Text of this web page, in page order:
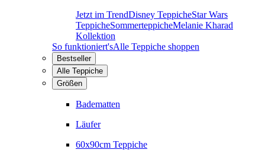
Jetzt im TrendDisney TeppicheStar Wars
TeppicheSommerteppicheMelanie Kharad
Kollektion
So funktioniert'sAlle Teppiche shoppen
Bestseller
Alle Teppiche
Größen
Badematten
Läufer
60x90cm Teppiche